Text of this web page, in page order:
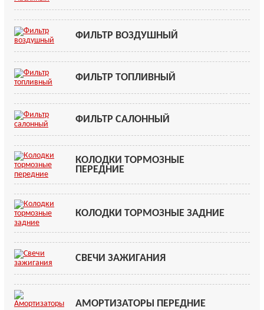
ФИЛЬТР ВОЗДУШНЫЙ
ФИЛЬТР ТОПЛИВНЫЙ
ФИЛЬТР САЛОННЫЙ
КОЛОДКИ ТОРМОЗНЫЕ
ПЕРЕДНИЕ
КОЛОДКИ ТОРМОЗНЫЕ ЗАДНИЕ
СВЕЧИ ЗАЖИГАНИЯ
АМОРТИЗАТОРЫ ПЕРЕДНИЕ